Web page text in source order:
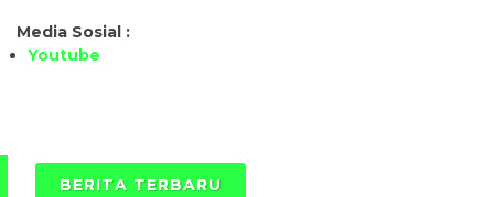
Media Sosial :
Youtube
BERITA TERBARU